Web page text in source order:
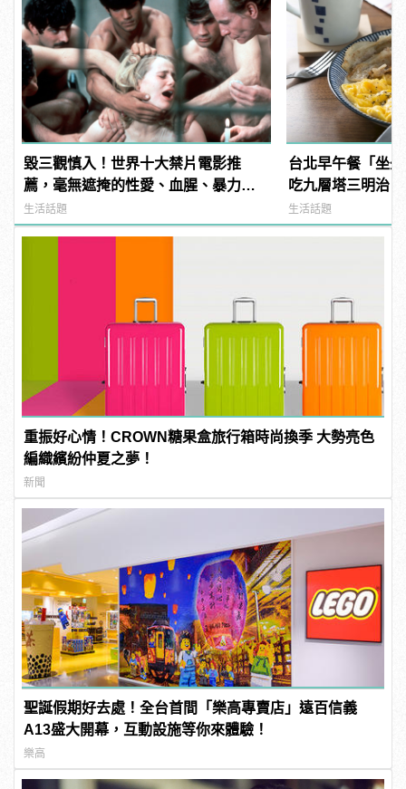
毀三觀慎入！世界十大禁片電影推
薦，毫無遮掩的性愛、血腥、暴力、
噁心到極致！
生活話題
台北早午餐「坐
吃九層塔三明治！
生活話題
重振好心情！CROWN糖果盒旅行箱時尚換季 大勢亮色
編織繽紛仲夏之夢！
新聞
聖誕假期好去處！全台首間「樂高專賣店」遠百信義
A13盛大開幕，互動設施等你來體驗！
樂高